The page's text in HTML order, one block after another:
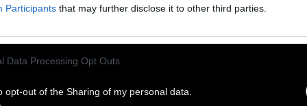
Participants that may further disclose it to other third parties.
Data Processing Opt Outs
opt-out of the Sharing of my personal data.
των φυτών και σταδιακή ξήρανση.
περίοδο του καλοκαιριού που επικρατούν
συνθήκες , αυξάνουμε την ποσότητα
νερού ή ποτίζουμε πιο συχνά. Είναι σημαντικό